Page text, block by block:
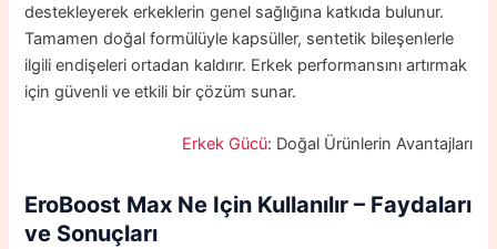
destekleyerek erkeklerin genel sağlığına katkıda bulunur.
Tamamen doğal formülüyle kapsüller, sentetik bileşenlerle
ilgili endişeleri ortadan kaldırır. Erkek performansını artırmak
için güvenli ve etkili bir çözüm sunar.
Erkek Gücü: Doğal Ürünlerin Avantajları
EroBoost Max Ne Için Kullanılır – Faydaları
ve Sonuçları